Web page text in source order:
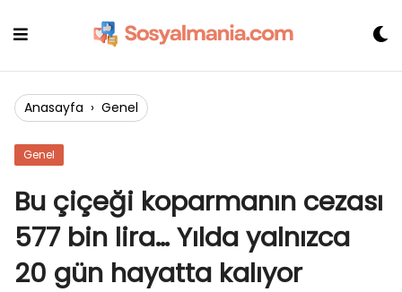
Anasayfa › Genel
Genel
Bu çiçeği koparmanın cezası
577 bin lira… Yılda yalnızca
20 gün hayatta kalıyor